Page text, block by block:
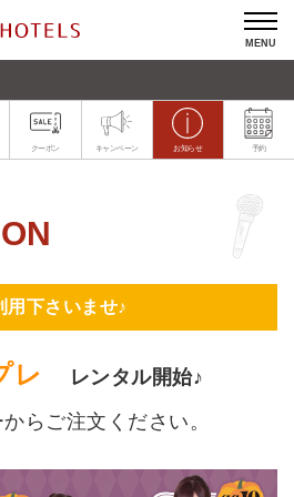
MENU
クーポン キャンペーン お知らせ 予約
用下さいませ♪
レ
レンタル開始♪
らご注文ください。